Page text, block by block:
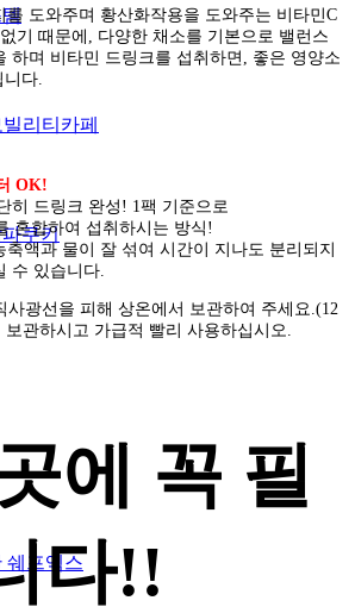
리티카페
쿠키
쉐프엑스
도와주며 황산화작용을 도와주는 비타민C
기 때문에, 다양한 채소를 기본으로 밸런스
하며 비타민 드링크를 섭취하면, 좋은 영양소
니다.
OK!
히 드링크 완성! 1팩 기준으로
혼합하여 섭취하시는 방식!
액과 물이 잘 섞여 시간이 지나도 분리되지
수 있습니다.
사광선을 피해 상온에서 보관하여 주세요.(12
관하시고 가급적 빨리 사용하십시오.
에 꼭 필
다!!